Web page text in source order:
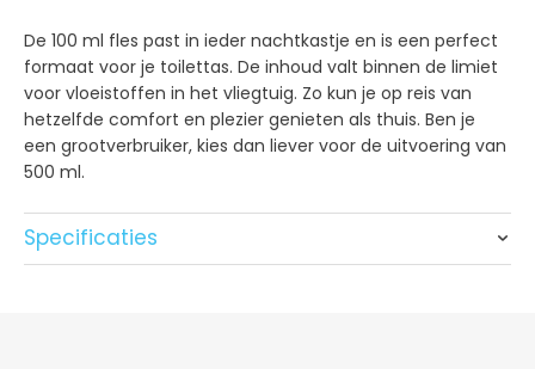
De 100 ml fles past in ieder nachtkastje en is een perfect
formaat voor je toilettas. De inhoud valt binnen de limiet
voor vloeistoffen in het vliegtuig. Zo kun je op reis van
hetzelfde comfort en plezier genieten als thuis. Ben je
een grootverbruiker, kies dan liever voor de uitvoering van
500 ml.
Specificaties